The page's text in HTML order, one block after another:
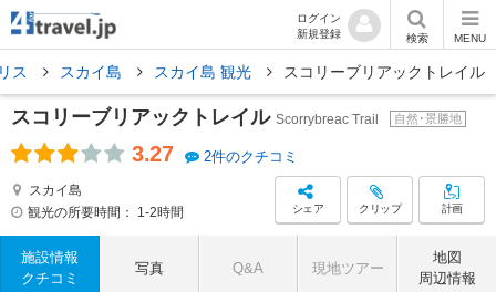
ログイン
新規登録
検索 MENU
ス スカイ島 スカイ島 観光 スコリーブリアックトレイル
スコリーブリアックトレイル Scorrybreac Trail 自然･景勝地
3.27 2件のクチコミ
スカイ島
観光の所要時間：
1-2時間 シェア クリップ 計画
施設情報
クチコミ
写真 Q&A 現地ツアー
地図
周辺情報